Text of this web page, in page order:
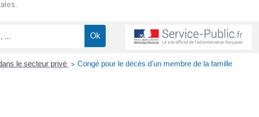
le secteur privé > Congé pour le décès d'un membre de la famille